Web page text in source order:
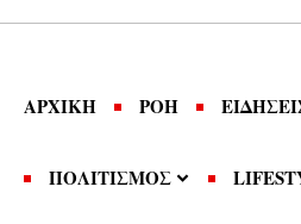
ΑΡΧΙΚΗ ΡΟΗ
ΠΟΛΙΤΙΣΜΟΣ